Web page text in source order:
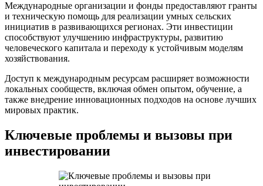
Международные организации и фонды предоставляют гранты
и техническую помощь для реализации умных сельских
инициатив в развивающихся регионах. Эти инвестиции
способствуют улучшению инфраструктуры, развитию
человеческого капитала и переходу к устойчивым моделям
хозяйствования.
Доступ к международным ресурсам расширяет возможности
локальных сообществ, включая обмен опытом, обучение, а
также внедрение инновационных подходов на основе лучших
мировых практик.
Ключевые проблемы и вызовы при
инвестировании